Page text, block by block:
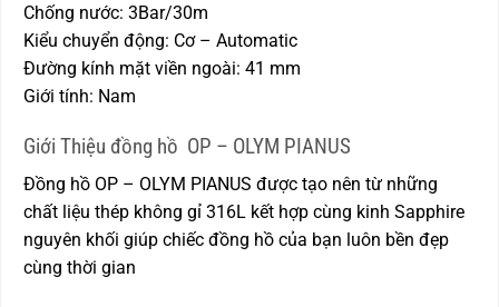
Chống nước: 3Bar/30m
Kiểu chuyển động: Cơ – Automatic
Đường kính mặt viền ngoài: 41 mm
Giới tính: Nam
Giới Thiệu đồng hồ OP – OLYM PIANUS
Đồng hồ OP – OLYM PIANUS được tạo nên từ những
chất liệu thép không gỉ 316L kết hợp cùng kinh Sapphire
nguyên khối giúp chiếc đồng hồ của bạn luôn bền đẹp
cùng thời gian